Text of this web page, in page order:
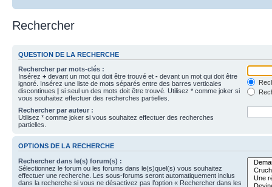
Rechercher
QUESTION DE LA RECHERCHE
Rechercher par mots-clés :
Insérez + devant un mot qui doit être trouvé et - devant un mot qui doit être
ignoré. Insérez une liste de mots séparés entre des barres verticales
discontinues | si seul un des mots doit être trouvé. Utilisez * comme joker si
vous souhaitez effectuer des recherches partielles.
Rechercher par auteur :
Utilisez * comme joker si vous souhaitez effectuer des recherches
partielles.
OPTIONS DE LA RECHERCHE
Rechercher dans le(s) forum(s) :
Sélectionnez le forum ou les forums dans le(s)quel(s) vous souhaitez
effectuer une recherche. Les sous-forums seront automatiquement inclus
dans la recherche si vous ne désactivez pas l’option « Rechercher dans les